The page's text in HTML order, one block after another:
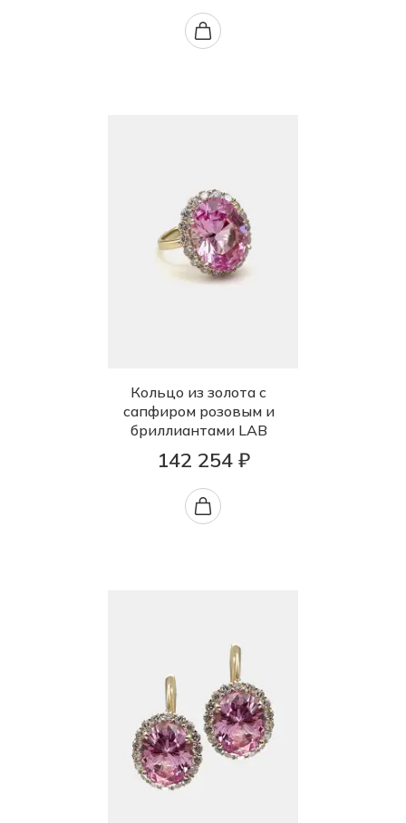
Кольцо из золота с
сапфиром розовым и
бриллиантами LAB
142 254 ₽